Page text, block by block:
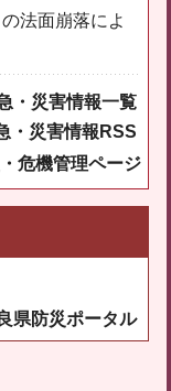
法面崩落によ
・災害情報一覧
・災害情報RSS
危機管理ページ
県防災ポータル